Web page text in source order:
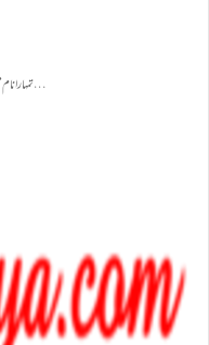
تمہارا نام مصیبت میں جب لیا ہوگا ہمارا بگڑا ہوا کام بن گیا ہوگا گناہگار پہ جب لطف آپ کا…